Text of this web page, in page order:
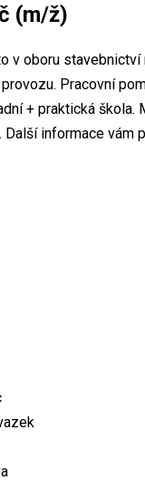
(m/ž)
v oboru
Pracovní
+ praktická
informace vám